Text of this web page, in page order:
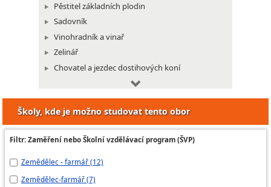
Pěstitel základních plodin
Sadovník
Vinohradník a vinař
Zelinář
Chovatel a jezdec dostihových koní
Chovatel a ošetřovatel drůbeže a běžců
Chovatel a ošetřovatel hospodářských zvířat
Chovatel a ošetřovatel kožešinových zvířat
Chovatel a ošetřovatel ovcí a koz
Chovatel a ošetřovatel prasat
Chovatel a ošetřovatel skotu
Chovatel zvířat
Školy, kde je možno studovat tento obor
Filtr: Zaměření nebo Školní vzdělávací program (ŠVP)
Zemědělec - farmář (12)
Zemědělec-farmář (7)